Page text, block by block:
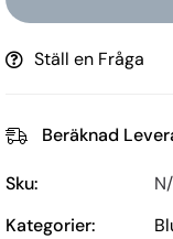
Ställ en Fråga
Beräknad
Sku:
Kategorier: